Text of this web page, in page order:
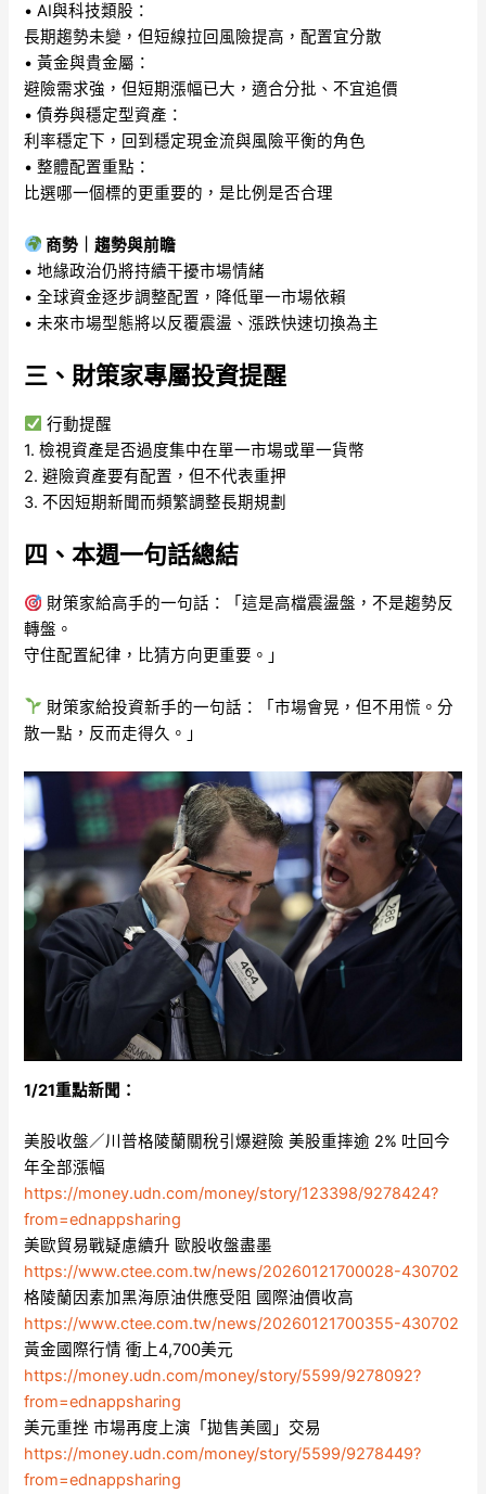
• AI與科技類股：
長期趨勢未變，但短線拉回風險提高，配置宜分散
• 黃金與貴金屬：
避險需求強，但短期漲幅已大，適合分批、不宜追價
• 債券與穩定型資產：
利率穩定下，回到穩定現金流與風險平衡的角色
• 整體配置重點：
比選哪一個標的更重要的，是比例是否合理
商勢｜趨勢與前瞻
• 地緣政治仍將持續干擾市場情緒
• 全球資金逐步調整配置，降低單一市場依賴
• 未來市場型態將以反覆震盪、漲跌快速切換為主
三、財策家專屬投資提醒
行動提醒
1. 檢視資產是否過度集中在單一市場或單一貨幣
2. 避險資產要有配置，但不代表重押
3. 不因短期新聞而頻繁調整長期規劃
四、本週一句話總結
財策家給高手的一句話：「這是高檔震盪盤，不是趨勢反
轉盤。
守住配置紀律，比猜方向更重要。」
財策家給投資新手的一句話：「市場會晃，但不用慌。分
散一點，反而走得久。」
1/21重點新聞：
美股收盤／川普格陵蘭關稅引爆避險 美股重摔逾 2% 吐回今
年全部漲幅
https://money.udn.com/money/story/123398/9278424?
from=ednappsharing
美歐貿易戰疑慮續升 歐股收盤盡墨
https://www.ctee.com.tw/news/20260121700028-430702
格陵蘭因素加黑海原油供應受阻 國際油價收高
https://www.ctee.com.tw/news/20260121700355-430702
黃金國際行情 衝上4,700美元
https://money.udn.com/money/story/5599/9278092?
from=ednappsharing
美元重挫 市場再度上演「拋售美國」交易
https://money.udn.com/money/story/5599/9278449?
from=ednappsharing